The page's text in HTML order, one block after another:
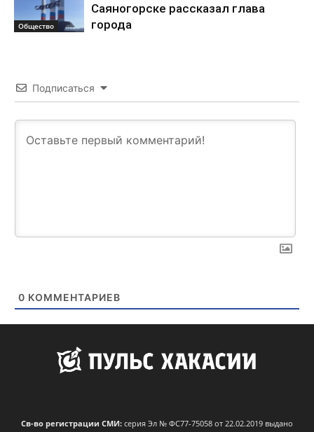
Общество
Саяногорске рассказал глава
города
Подписаться
0 КОММЕНТАРИЕВ
Св-во регистрации СМИ: серия Эл № ФС77-75058 от 22.02.2019 выдано